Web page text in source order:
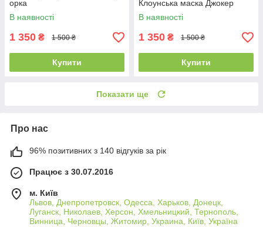
орка
В наявності
1 350 ₴ 1 500 ₴
Купити
Клоунська маска Джокер
В наявності
1 350 ₴ 1 500 ₴
Купити
Показати ще
Про нас
96% позитивних з 140 відгуків за рік
Працює з 30.07.2016
м. Київ
Львов, Днепропетровск, Одесса, Харьков, Донецк,
Луганск, Николаев, Херсон, Хмельницкий, Тернополь,
Винница, Черновцы, Житомир, Украина, Київ, Україна